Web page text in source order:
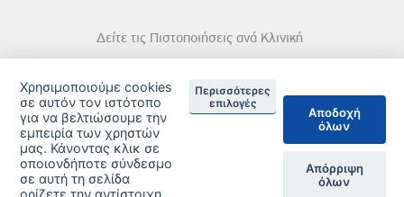
Δείτε τις Πιστοποιήσεις ανά Κλινική
© 2026 Copyright © Iatriko.gr | Powered by Aboutnet
Χρησιμοποιούμε cookies
σε αυτόν τον ιστότοπο
για να βελτιώσουμε την
εμπειρία των χρηστών
μας. Κάνοντας κλικ σε
οποιονδήποτε σύνδεσμο
σε αυτή τη σελίδα
ορίζετε την αντίστοιχη
Περισσότερες
επιλογές
Αποδοχή
όλων
Απόρριψη
όλων